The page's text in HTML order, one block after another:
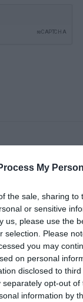
My
the sale, sharing to
or sensitive
us, please use the
selection. Please
you may
on personal
disclosed to
separately opt-out of
information by